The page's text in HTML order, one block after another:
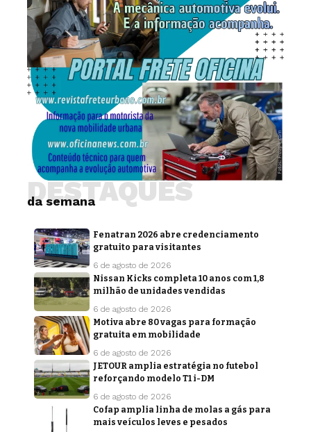
da semana
DESTAQUES
Fenatran 2026 abre credenciamento
gratuito para visitantes
6 de agosto de 2026
Nissan Kicks completa 10 anos com 1,8
milhão de unidades vendidas
6 de agosto de 2026
Motiva abre 80 vagas para formação
gratuita em mobilidade
6 de agosto de 2026
JETOUR amplia estratégia no futebol
reforçando modelo T1 i-DM
6 de agosto de 2026
Cofap amplia linha de molas a gás para
mais veículos leves e pesados